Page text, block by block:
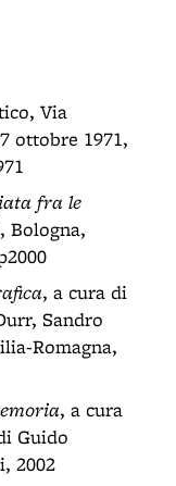
Via
ottobre 1971,
fra le
, Bologna,
, a cura di
Sandro
Romagna,
, a cura
Guido
2002